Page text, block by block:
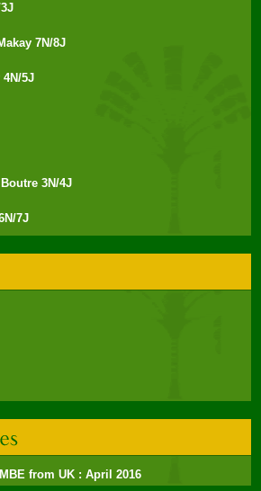
7N/8J
5J
3N/4J
7J
from UK : April 2016